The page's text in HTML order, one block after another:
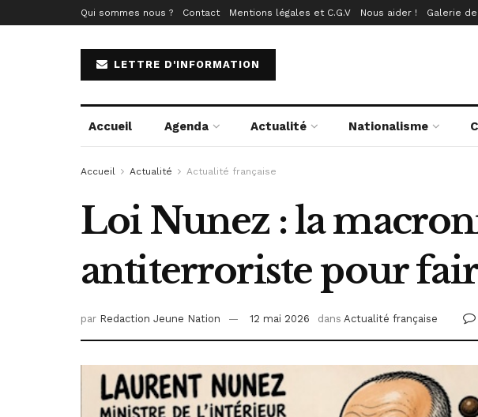
Qui sommes nous ? Contact Mentions légales et C.G.V Nous aider ! Galerie
LETTRE D'INFORMATION
Accueil Agenda Actualité Nationalisme
Accueil Actualité Actualité française
Loi Nunez : la
antiterroriste pour
par Redaction Jeune Nation 12 mai 2026 dans Actualité française